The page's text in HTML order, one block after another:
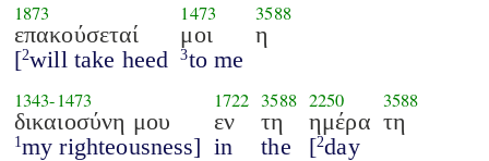
1873
επακούσεταί
[2will take heed
1473
μοι
3to me
3588
η
1343-1473
δικαιοσύνη μου
1 my righteousness]
1722
εν
in
3588
τη
the
2250
ημέρα
[2day
3588
τη